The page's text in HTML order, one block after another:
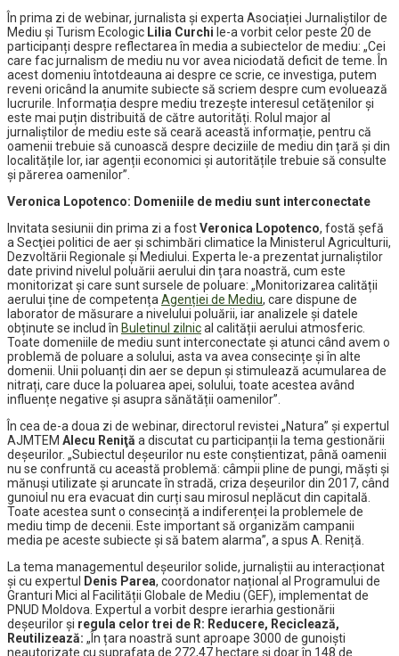
În prima zi de webinar, jurnalista și experta Asociației Jurnaliștilor de
Mediu și Turism Ecologic Lilia Curchi le-a vorbit celor peste 20 de
participanți despre reflectarea în media a subiectelor de mediu: „Cei
care fac jurnalism de mediu nu vor avea niciodată deficit de teme. În
acest domeniu întotdeauna ai despre ce scrie, ce investiga, putem
reveni oricând la anumite subiecte să scriem despre cum evoluează
lucrurile. Informația despre mediu trezește interesul cetățenilor și
este mai puțin distribuită de către autorități. Rolul major al
jurnaliștilor de mediu este să ceară această informație, pentru că
oamenii trebuie să cunoască despre deciziile de mediu din țară și din
localitățile lor, iar agenții economici și autoritățile trebuie să consulte
și părerea oamenilor”.
Veronica Lopotenco: Domeniile de mediu sunt interconectate
Invitata sesiunii din prima zi a fostVeronica Lopotenco, fostă șefă
a Secţiei politici de aer și schimbări climatice la Ministerul Agriculturii,
Dezvoltării Regionale și Mediului. Experta le-a prezentat jurnaliștilor
date privind nivelul poluării aerului din țara noastră, cum este
monitorizat și care sunt sursele de poluare: „Monitorizarea calității
aerului ține de competența Agenției de Mediu, care dispune de
laborator de măsurare a nivelului poluării, iar analizele și datele
obținute se includ în Buletinul zilnical calității aerului atmosferic.
Toate domeniile de mediu sunt interconectate și atunci când avem o
problemă de poluare a solului, asta va avea consecințe și în alte
domenii. Unii poluanți din aer se depun și stimulează acumularea de
nitrați, care duce la poluarea apei, solului, toate acestea având
influențe negative și asupra sănătății oamenilor”.
În cea de-a doua zi de webinar, directorul revistei „Natura” și expertul
AJMTEM Alecu Reniţă a discutat cu participanții la tema gestionării
deșeurilor. „Subiectul deșeurilor nu este conștientizat, până oamenii
nu se confruntă cu această problemă: câmpii pline de pungi, măști și
mănuși utilizate și aruncate în stradă, criza deșeurilor din 2017, când
gunoiul nu era evacuat din curți sau mirosul neplăcut din capitală.
Toate acestea sunt o consecință a indiferenței la problemele de
mediu timp de decenii. Este important să organizăm campanii
media pe aceste subiecte și să batem alarma”, a spus A. Reniță.
La tema managementul deșeurilor solide, jurnaliștii au interacționat
și cu expertul
Denis Parea, coordonator național al Programului de
Granturi Mici al Facilității Globale de Mediu (GEF), implementat de
PNUD Moldova. Expertul a vorbit despre ierarhia gestionării
deșeurilor și regula celor trei de R: Reducere, Reciclează,
Reutilizează: „În țara noastră sunt aproape 3000 de gunoiști
neautorizate cu suprafața de 272,47 hectare și doar în 148 de